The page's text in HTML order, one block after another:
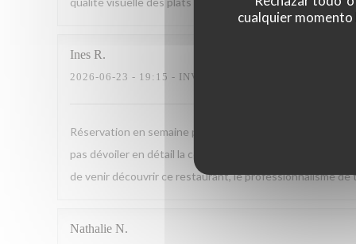
cualquier momento
Ines R
2026-06-23 - 19:15 - INVITADOS 2
Réservation en semaine pour un menu en 5 temps.
pas dévoiler en détail la composition de chaque plat.
de venir découvrir ce restaurant, le professionnalisme
Nathalie N